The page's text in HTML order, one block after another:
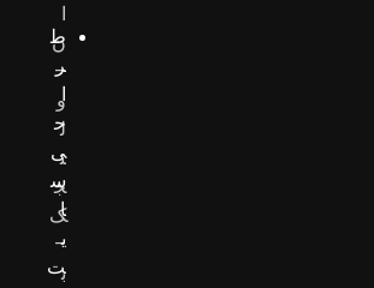
ط
ر
ح
ی
س
ا
ی
ت
ا
ن
–
و
ل
ن
ج
ک
–
ب